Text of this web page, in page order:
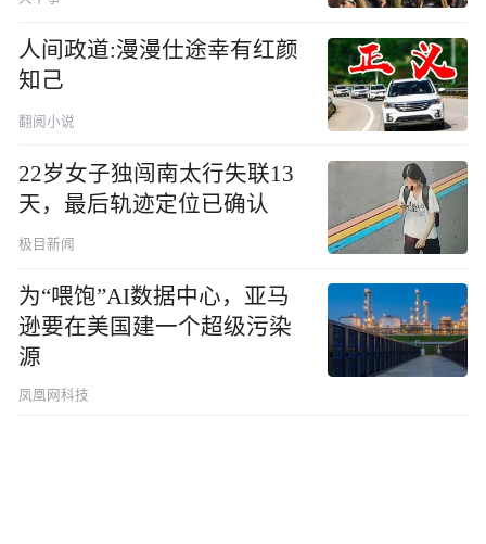
人间政道:漫漫仕途幸有红颜
知己
翻阅小说
22岁女子独闯南太行失联13
天，最后轨迹定位已确认
极目新闻
为“喂饱”AI数据中心，亚马
逊要在美国建一个超级污染
源
凤凰网科技